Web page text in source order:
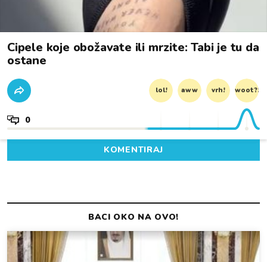
Cipele koje obožavate ili mrzite: Tabi je tu da
ostane
lol! aww vrh! woot?!
0
KOMENTIRAJ